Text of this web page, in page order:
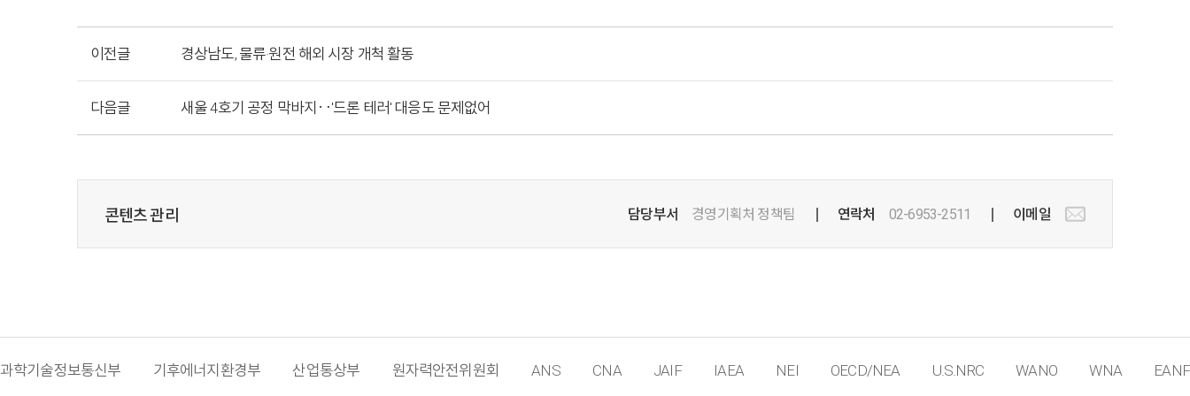
이전글 경상남도, 물류·원전 해외 시장 개척 활동
다음글 새울 4호기 공정 막바지‥'드론 테러' 대응도 문제없어
콘텐츠 관리 담당부서 경영기획처 정책팀 연락처 02-6953-2511 이메일
과학기술정보통신부 기후에너지환경부 산업통상부 원자력안전위원회 ANS CNA JAIF IAEA NEI OECD/NEA U.S.NRC WANO WNA EANF